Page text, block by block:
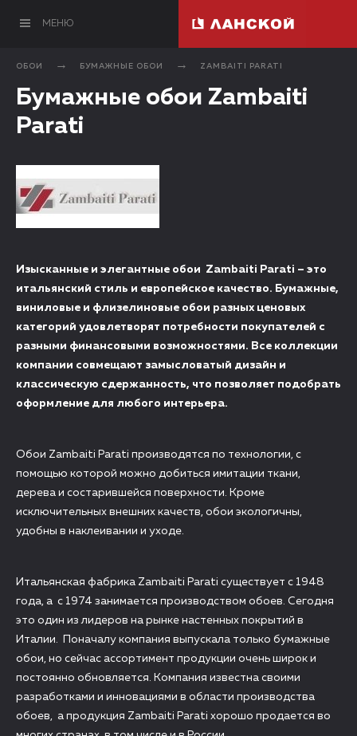
МЕНЮ
ОБОИ БУМАЖНЫЕ ОБОИ ZAMBAITI PARATI
Бумажные обои Zambaiti
Parati
Изысканные и элегантные обои Zambaiti Parati – это
итальянский стиль и европейское качество. Бумажные,
виниловые и флизелиновые обои разных ценовых
категорий удовлетворят потребности покупателей с
разными финансовыми возможностями. Все коллекции
компании совмещают замысловатый дизайн и
классическую сдержанность, что позволяет подобрать
оформление для любого интерьера.
Обои Zambaiti Parati производятся по технологии, с
помощью которой можно добиться имитации ткани,
дерева и состарившейся поверхности. Кроме
исключительных внешних качеств, обои экологичны,
удобны в наклеивании и уходе.
Итальянская фабрика Zambaiti Parati cуществует с 1948
года, а с 1974 занимается производством обоев. Сегодня
это один из лидеров на рынке настенных покрытий в
Италии. Поначалу компания выпускала только бумажные
обои, но сейчас ассортимент продукции очень широк и
постоянно обновляется. Компания известна своими
разработками и инновациями в области производства
обоев, а продукция Zambaiti Parati хорошо продается во